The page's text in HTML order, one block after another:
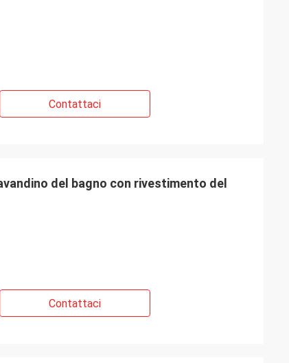
Contattaci
del bagno con rivestimento del
Contattaci